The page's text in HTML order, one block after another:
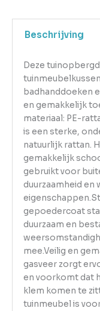
Beschrijving
Deze
badhanddoeken
en gemakkelijk
materiaal: PE-
is een sterke,
natuurlijk rattan.
gemakkelijk
gebruikt voor
duurzaamheid en
gepoedercoat
duurzaam en
mee.Veilig en
gasveer zorgt
en voorkomt dat
klem komen te
tuinmeubel is